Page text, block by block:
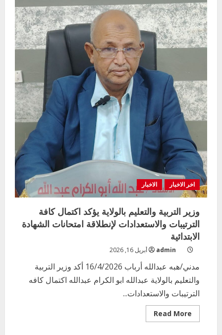
والتعليم
بالولاية
يثمن
جهود
المنظمات
العامله
في
مجال
التعليم
لدعم
الامتحانات
بالولاية
اخر الاخبار الاخبار
وزير التربية والتعليم بالولاية يؤكد اكتمال كافة
الترتيبات والاستعدادات لإنطلاقة امتحانات الشهادة
الابتدائية
admin أبريل 16, 2026
مدني/هبه عبدالله أرباب 16/4/2026 أكد وزير التربية
والتعليم بالولاية عبدالله ابو الكرام عبدالله اكتمال كافه
الترتيبات والاستعدادات...
Read More
more